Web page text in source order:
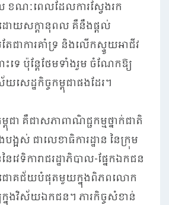
ខណៈពេលដែលការស្វែងរក
ដោយសក្តានុពល គឺនឹងផ្តល់
ជាការគាំទ្រ និងលើកស្ទួយអាជីវ
ទេ ប៉ុន្តែថែមទាំងរួម ចំណែកឱ្យ
សេដ្ឋកិច្ចកម្ពុជាផងដែរ។
ជា គឺជាសភាពាណិជ្ជកម្មថ្នាក់ជាតិ
អស់ ជាលេខាធិការដ្ឋាន នៃក្រុម
ៃវេទិការាជរដ្ឋាភិបាល-ផ្នែកឯកជន
ជោគជ័យបំផុតមួយក្នុងពិភពលោក
ក្នុងវិស័យឯកជន។ ភារកិច្ចសំខាន់